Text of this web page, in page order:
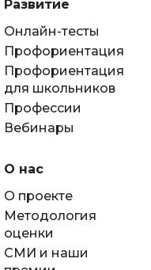
Развитие
Онлайн-тесты
Профориентация
Профориентация
для школьников
Профессии
Вебинары
О нас
О проекте
Методология
оценки
СМИ и наши